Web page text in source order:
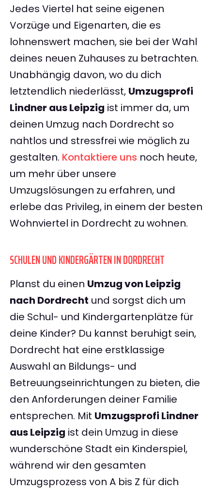
Jedes Viertel hat seine eigenen
Vorzüge und Eigenarten, die es
lohnenswert machen, sie bei der Wahl
deines neuen Zuhauses zu betrachten.
Unabhängig davon, wo du dich
letztendlich niederlässt, Umzugsprofi
Lindner aus Leipzig ist immer da, um
deinen Umzug nach Dordrecht so
nahtlos und stressfrei wie möglich zu
gestalten. Kontaktiere uns noch heute,
um mehr über unsere
Umzugslösungen zu erfahren, und
erlebe das Privileg, in einem der besten
Wohnviertel in Dordrecht zu wohnen.
SCHULEN UND KINDERGÄRTEN IN DORDRECHT
Planst du einen Umzug von Leipzig
nach Dordrecht und sorgst dich um
die Schul- und Kindergartenplätze für
deine Kinder? Du kannst beruhigt sein,
Dordrecht hat eine erstklassige
Auswahl an Bildungs- und
Betreuungseinrichtungen zu bieten, die
den Anforderungen deiner Familie
entsprechen. Mit Umzugsprofi Lindner
aus Leipzig ist dein Umzug in diese
wunderschöne Stadt ein Kinderspiel,
während wir den gesamten
Umzugsprozess von A bis Z für dich